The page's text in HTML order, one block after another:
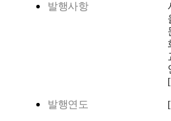
발행사항
발행연도